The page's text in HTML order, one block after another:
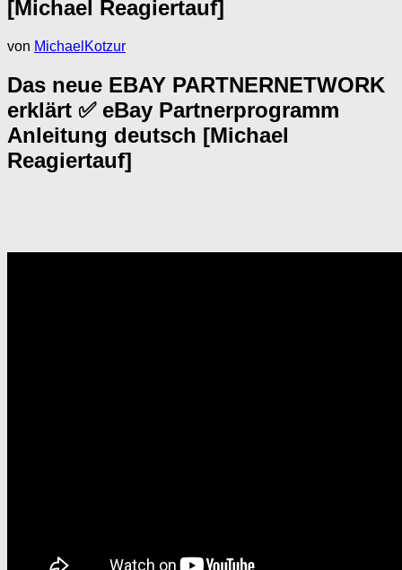
[Michael Reagiertauf]
von MichaelKotzur
Das neue EBAY PARTNERNETWORK
erklärt ✅ eBay Partnerprogramm
Anleitung deutsch [Michael
Reagiertauf]